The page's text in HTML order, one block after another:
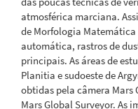
atmosférica marciana.
de Morfologia
automática, rastros de
principais. As áreas de
Planitia e sudoeste de
obtidas pela câmera Mars
Mars Global Surveyor. As